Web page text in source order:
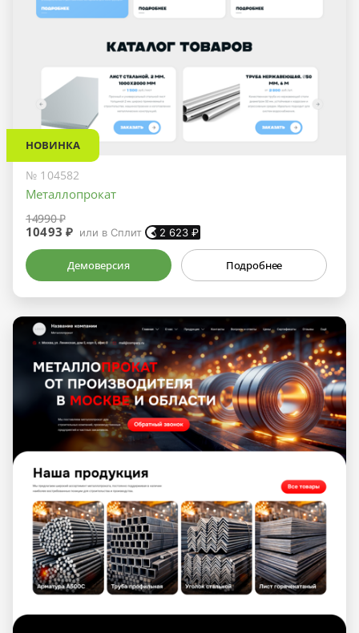
НОВИНКА
№ 104582
Металлопрокат
14990 ₽
10493 ₽ или в Сплит 2 623 ₽
Демоверсия Подробнее